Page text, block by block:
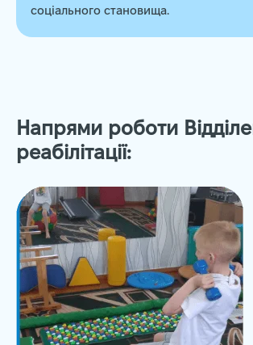
соціального становища.
Напрями роботи
реабілітації: